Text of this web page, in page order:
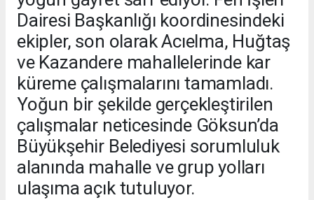
Dairesi Başkanlığı koordinesindeki
ekipler, son olarak Acıelma, Huğtaş
ve Kazandere mahallelerinde kar
küreme çalışmalarını tamamladı.
Yoğun bir şekilde gerçekleştirilen
çalışmalar neticesinde Göksun’da
Büyükşehir Belediyesi sorumluluk
alanında mahalle ve grup yolları
ulaşıma açık tutuluyor.